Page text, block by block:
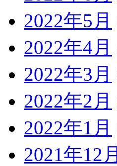
2022年5月
2022年4月
2022年3月
2022年2月
2022年1月
2021年12月